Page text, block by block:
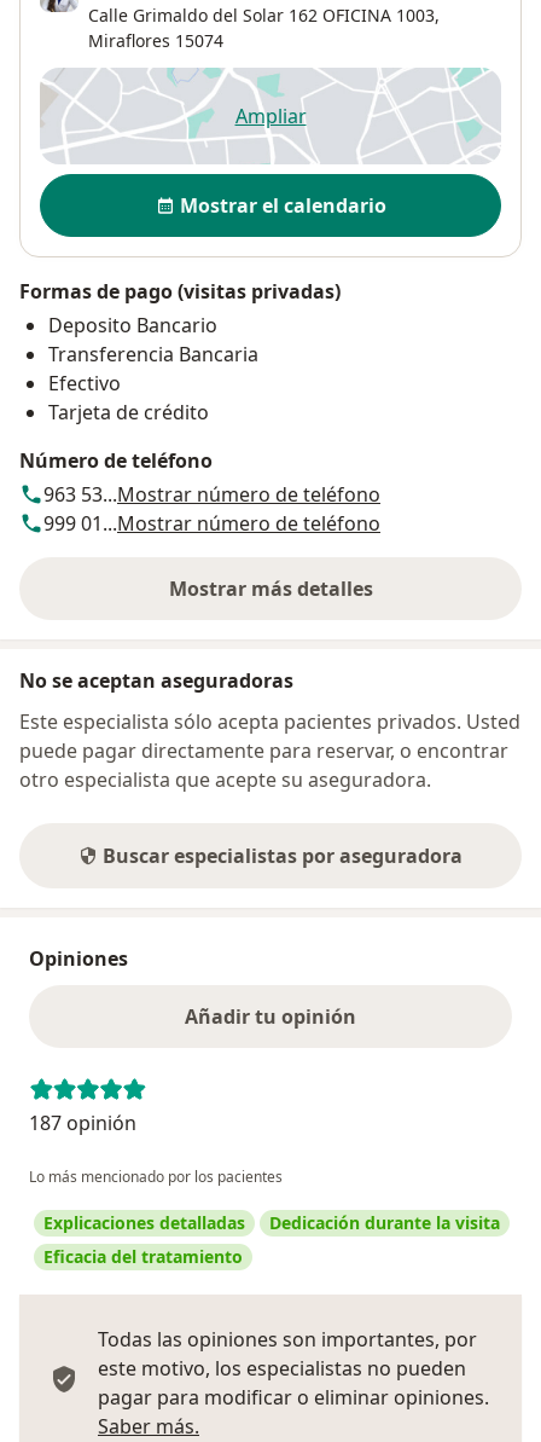
Calle Grimaldo del Solar 162 OFICINA 1003,
Miraflores 15074
Ampliarse abre en una nueva
Disponibilidad
Mostrar el calendario
Formas de pago (visitas privadas)
Deposito Bancario
Transferencia Bancaria
Efectivo
Tarjeta de crédito
Número de teléfono
963 53...Mostrar número de teléfono
999 01...Mostrar número de teléfono
Mostrar más detalles
sobre la dirección
No se aceptan aseguradoras
Este especialista sólo acepta pacientes privados. Usted
puede pagar directamente para reservar, o encontrar
otro especialista que acepte su aseguradora.
Buscar especialistas por aseguradora
Opiniones
Añadir tu opinión
187 opinión
Lo más mencionado por los pacientes
Explicaciones detalladas
Dedicación durante la visita
Eficacia del tratamiento
Todas las opiniones son importantes, por
este motivo, los especialistas no pueden
pagar para modificar o eliminar opiniones.
Saber más.